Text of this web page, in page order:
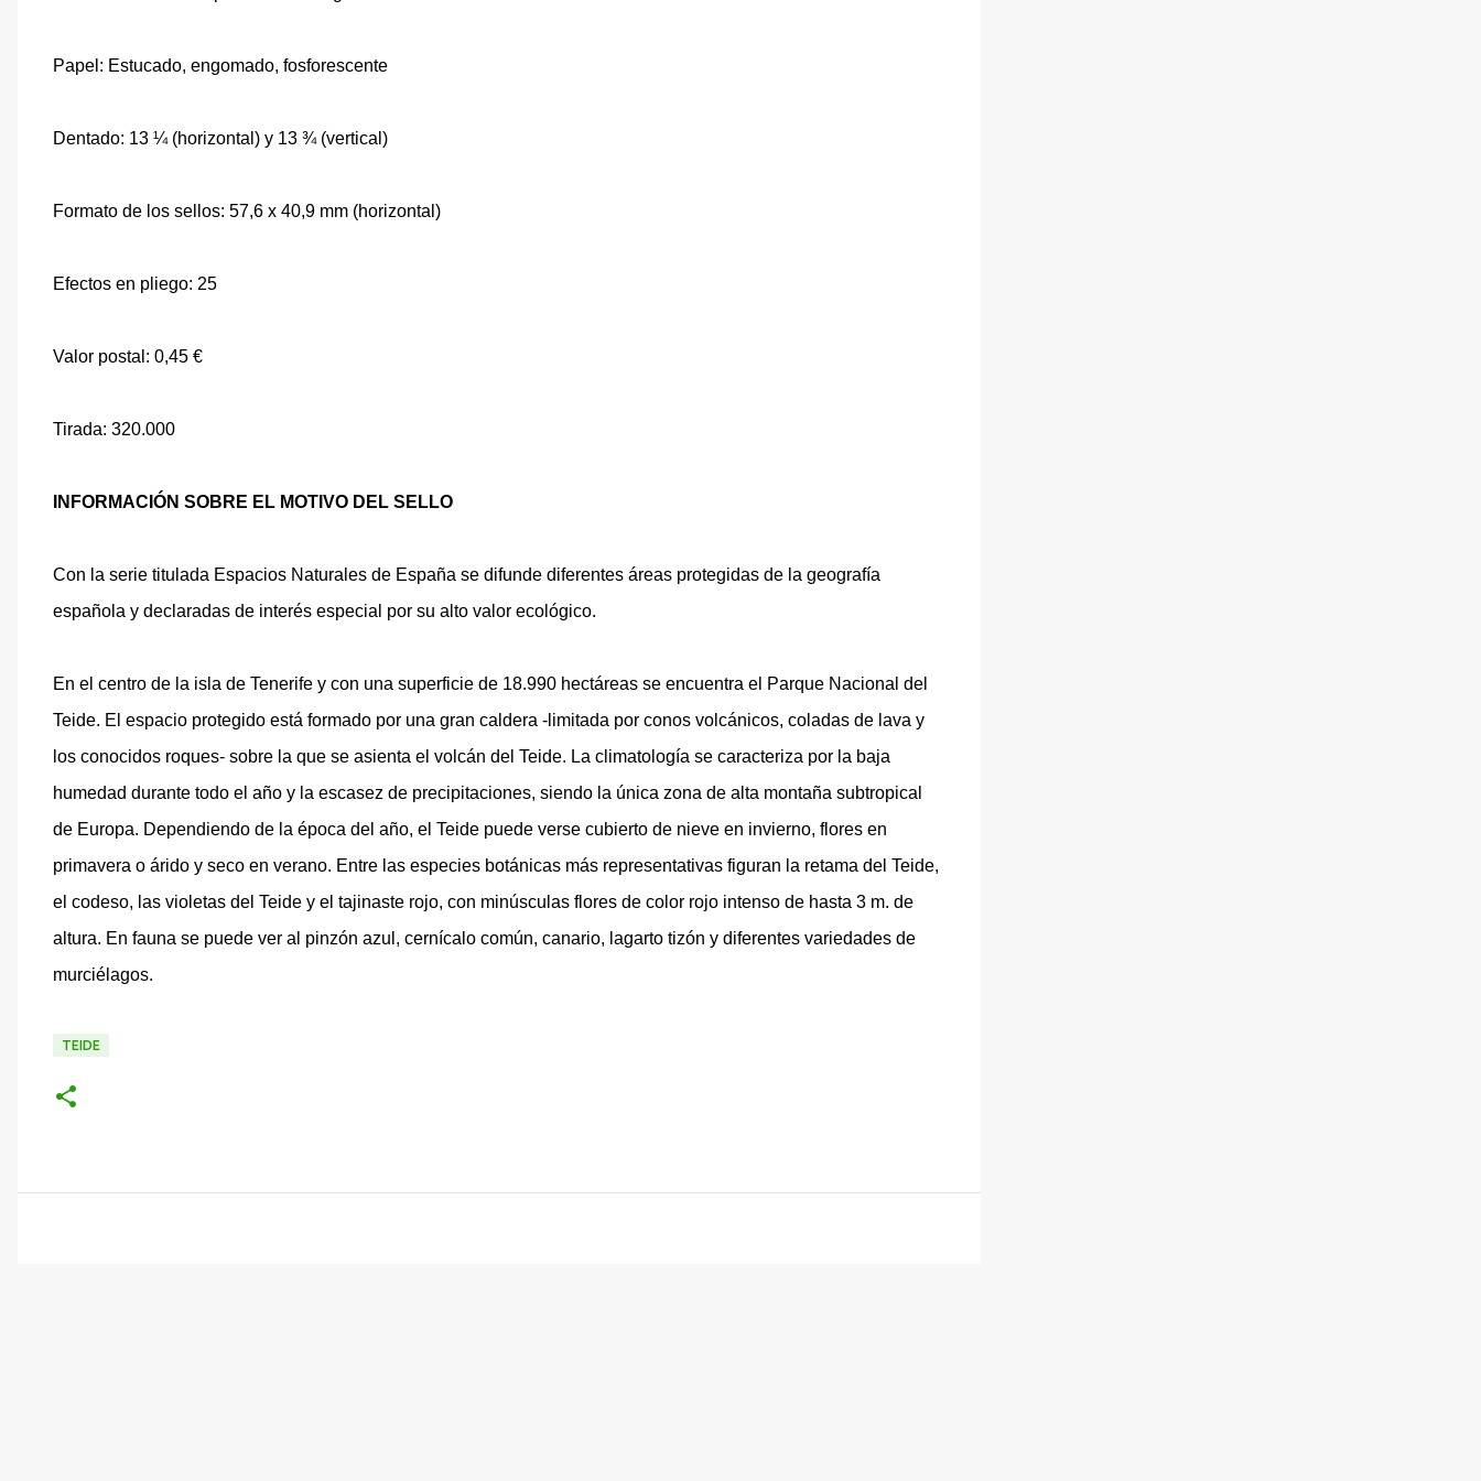
Papel: Estucado, engomado, fosforescente
Dentado: 13 ¼ (horizontal) y 13 ¾ (vertical)
Formato de los sellos: 57,6 x 40,9 mm (horizontal)
Efectos en pliego: 25
Valor postal: 0,45 €
Tirada: 320.000
INFORMACIÓN SOBRE EL MOTIVO DEL SELLO
Con la serie titulada Espacios Naturales de España se difunde diferentes áreas protegidas de la geografía
española y declaradas de interés especial por su alto valor ecológico.
En el centro de la isla de Tenerife y con una superficie de 18.990 hectáreas se encuentra el Parque Nacional del
Teide. El espacio protegido está formado por una gran caldera -limitada por conos volcánicos, coladas de lava y
los conocidos roques- sobre la que se asienta el volcán del Teide. La climatología se caracteriza por la baja
humedad durante todo el año y la escasez de precipitaciones, siendo la única zona de alta montaña subtropical
de Europa. Dependiendo de la época del año, el Teide puede verse cubierto de nieve en invierno, flores en
primavera o árido y seco en verano. Entre las especies botánicas más representativas figuran la retama del Teide,
el codeso, las violetas del Teide y el tajinaste rojo, con minúsculas flores de color rojo intenso de hasta 3 m. de
altura. En fauna se puede ver al pinzón azul, cernícalo común, canario, lagarto tizón y diferentes variedades de
murciélagos.
TEIDE